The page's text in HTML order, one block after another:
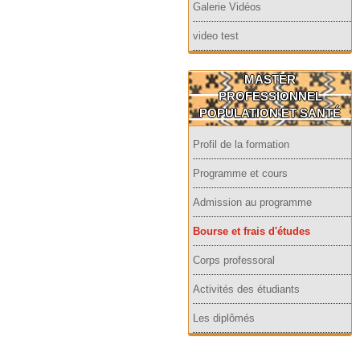
Galerie Vidéos
video test
MASTER
PROFESSIONNEL
POPULATION ET SANTÉ
Profil de la formation
Programme et cours
Admission au programme
Bourse et frais d'études
Corps professoral
Activités des étudiants
Les diplômés